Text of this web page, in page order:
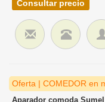
Consultar precio
Oferta | COMEDOR en
Aparador comoda